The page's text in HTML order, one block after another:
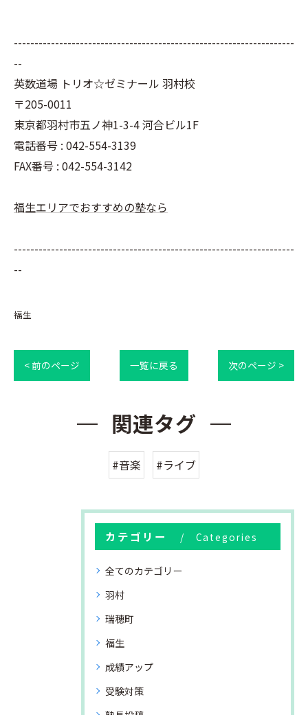
--------------------------------------------------------------------
--
英数道場 トリオ☆ゼミナール 羽村校
〒205-0011
東京都羽村市五ノ神1-3-4 河合ビル1F
電話番号 : 042-554-3139
FAX番号 : 042-554-3142
福生エリアでおすすめの塾なら
--------------------------------------------------------------------
--
福生
< 前のページ 一覧に戻る 次のページ >
関連タグ
#音楽 #ライブ
カテゴリー Categories
全てのカテゴリー
羽村
瑞穂町
福生
成績アップ
受験対策